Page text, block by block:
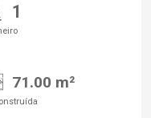
1
71.00 m²